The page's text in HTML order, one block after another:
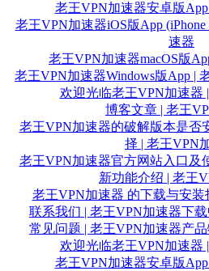
老王VPN加速器安卓版
老王VPN加速器iOS版App
速器
老王VPN加速器macOS版
老王VPN加速器Windows版App |
欢迎光临老王VPN加速器
博客文章 | 老王
老王VPN加速器的破解版本是否
择 | 老王VPN
老王VPN加速器官方网站入口及
新功能介绍 | 老王
老王VPN加速器 的下载与安装
联系我们 | 老王VPN加速器下
常见问题 | 老王VPN加速器产
欢迎光临老王VPN加速器
老王VPN加速器安卓版